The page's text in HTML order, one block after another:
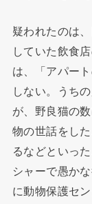
疑われたのは
していた飲食
は、「アパー
しない。うち
が、野良猫の
物の世話をし
るなどといっ
シャーで愚か
に動物保護セ